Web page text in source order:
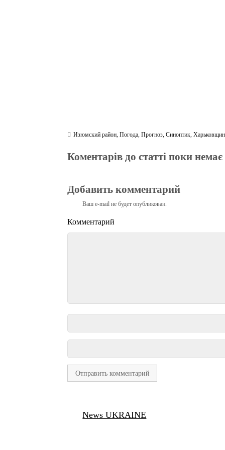
Изюмский район ,Погода ,Прогноз ,Синоптик ,
Коментарів до статті поки немає
Добавить комментарий
Ваш e-mail не будет опубликован.
Комментарий
News UKRAINE